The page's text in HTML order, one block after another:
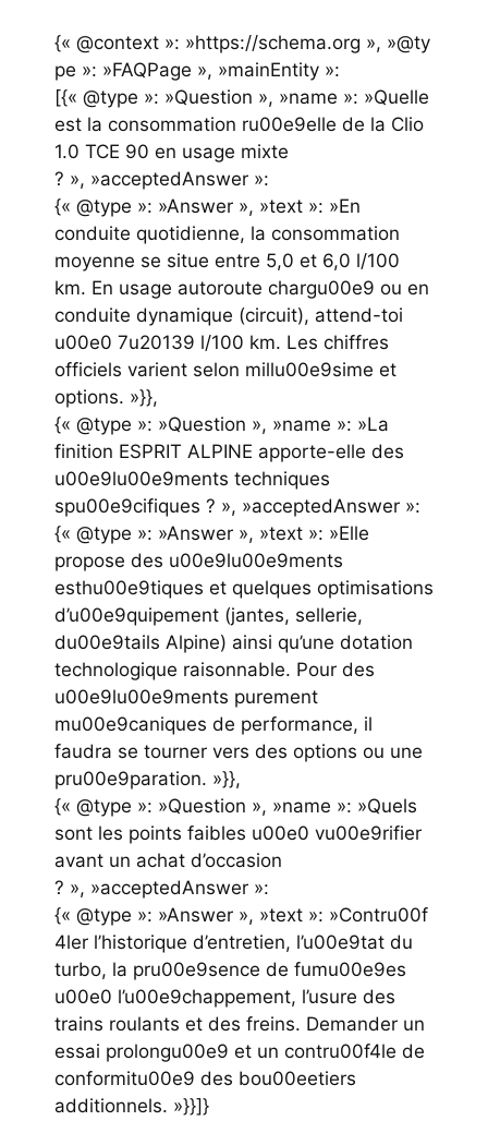
{« @context »: »https://schema.org », »@ty
pe »: »FAQPage », »mainEntity »:
[{« @type »: »Question », »name »: »Quelle
est la consommation ru00e9elle de la Clio
1.0 TCE 90 en usage mixte
? », »acceptedAnswer »:
{« @type »: »Answer », »text »: »En
conduite quotidienne, la consommation
moyenne se situe entre 5,0 et 6,0 l/100
km. En usage autoroute chargu00e9 ou en
conduite dynamique (circuit), attend-toi
u00e0 7u20139 l/100 km. Les chiffres
officiels varient selon millu00e9sime et
options. »}},
{« @type »: »Question », »name »: »La
finition ESPRIT ALPINE apporte-elle des
u00e9lu00e9ments techniques
spu00e9cifiques ? », »acceptedAnswer »:
{« @type »: »Answer », »text »: »Elle
propose des u00e9lu00e9ments
esthu00e9tiques et quelques optimisations
d’u00e9quipement (jantes, sellerie,
du00e9tails Alpine) ainsi qu’une dotation
technologique raisonnable. Pour des
u00e9lu00e9ments purement
mu00e9caniques de performance, il
faudra se tourner vers des options ou une
pru00e9paration. »}},
{« @type »: »Question », »name »: »Quels
sont les points faibles u00e0 vu00e9rifier
avant un achat d’occasion
? », »acceptedAnswer »:
{« @type »: »Answer », »text »: »Contru00f
4ler l’historique d’entretien, l’u00e9tat du
turbo, la pru00e9sence de fumu00e9es
u00e0 l’u00e9chappement, l’usure des
trains roulants et des freins. Demander un
essai prolongu00e9 et un contru00f4le de
conformitu00e9 des bou00eetiers
additionnels. »}}]}